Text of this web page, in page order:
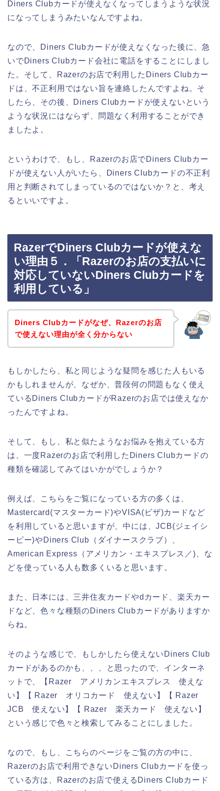
Diners Clubカードが使えなくなってしまうような状況
になってしまうみたいなんですよね。
なので、Diners Clubカードが使えなくなった後に、急
いでDiners Clubカード会社に電話をすることにしまし
た。そして、Razerのお店で利用したDiners Clubカー
ドは、不正利用ではない旨を連絡したんですよね。そ
したら、その後、Diners Clubカードが使えないという
ような状況にはならず、問題なく利用することができ
ましたよ。
というわけで、もし、Razerのお店でDiners Clubカー
ドが使えない人がいたら、Diners Clubカードの不正利
用と判断されてしまっているのではないか？と、考え
るといいですよ。
RazerでDiners Clubカードが使えな
い理由５．「Razerのお店の支払いに
対応していないDiners Clubカードを
利用している」
Diners Clubカードがなぜ、Razerのお店
で使えない理由が全く分からない
もしかしたら、私と同じような疑問を感じた人もいる
かもしれませんが、なぜか、普段何の問題もなく使え
ているDiners ClubカードがRazerのお店では使えなか
ったんですよね。
そして、もし、私と似たようなお悩みを抱えている方
は、一度Razerのお店で利用したDiners Clubカードの
種類を確認してみてはいかがでしょうか？
例えば、こちらをご覧になっている方の多くは、
Mastercard(マスターカード)やVISA(ビザ)カードなど
を利用していると思いますが、中には、JCB(ジェイシ
ービー)やDiners Club（ダイナースクラブ）、
American Express（アメリカン・エキスプレス／)、な
どを使っている人も数多くいると思います。
また、日本には、三井住友カードやdカード、楽天カー
ドなど、色々な種類のDiners Clubカードがありますか
らね。
そのような感じで、もしかしたら使えないDiners Club
カードがあるのかも、、、と思ったので、インターネ
ットで、【Razer アメリカンエキスプレス 使えな
い】【 Razer オリコカード 使えない】【 Razer
JCB 使えない】【 Razer 楽天カード 使えない】
という感じで色々と検索してみることにしました。
なので、もし、こちらのページをご覧の方の中に、
Razerのお店で利用できないDiners Clubカードを使っ
ている方は、Razerのお店で使えるDiners Clubカード